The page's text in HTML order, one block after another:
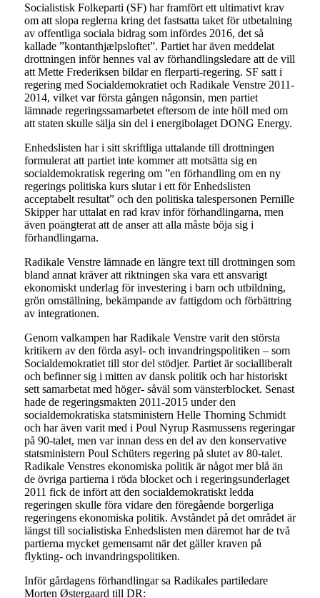
Socialistisk Folkeparti (SF) har framfört ett ultimativt krav
om att slopa reglerna kring det fastsatta taket för utbetalning
av offentliga sociala bidrag som infördes 2016, det så
kallade ”kontanthjælpsloftet”. Partiet har även meddelat
drottningen inför hennes val av förhandlingsledare att de vill
att Mette Frederiksen bildar en flerparti-regering. SF satt i
regering med Socialdemokratiet och Radikale Venstre 2011-
2014, vilket var första gången någonsin, men partiet
lämnade regeringssamarbetet eftersom de inte höll med om
att staten skulle sälja sin del i energibolaget DONG Energy.
Enhedslisten har i sitt skriftliga uttalande till drottningen
formulerat att partiet inte kommer att motsätta sig en
socialdemokratisk regering om ”en förhandling om en ny
regerings politiska kurs slutar i ett för Enhedslisten
acceptabelt resultat” och den politiska talespersonen Pernille
Skipper har uttalat en rad krav inför förhandlingarna, men
även poängterat att de anser att alla måste böja sig i
förhandlingarna.
Radikale Venstre lämnade en längre text till drottningen som
bland annat kräver att riktningen ska vara ett ansvarigt
ekonomiskt underlag för investering i barn och utbildning,
grön omställning, bekämpande av fattigdom och förbättring
av integrationen.
Genom valkampen har Radikale Venstre varit den största
kritikern av den förda asyl- och invandringspolitiken – som
Socialdemokratiet till stor del stödjer. Partiet är socialliberalt
och befinner sig i mitten av dansk politik och har historiskt
sett samarbetat med höger- såväl som vänsterblocket. Senast
hade de regeringsmakten 2011-2015 under den
socialdemokratiska statsministern Helle Thorning Schmidt
och har även varit med i Poul Nyrup Rasmussens regeringar
på 90-talet, men var innan dess en del av den konservative
statsministern Poul Schüters regering på slutet av 80-talet.
Radikale Venstres ekonomiska politik är något mer blå än
de övriga partierna i röda blocket och i regeringsunderlaget
2011 fick de infört att den socialdemokratiskt ledda
regeringen skulle föra vidare den föregående borgerliga
regeringens ekonomiska politik. Avståndet på det området är
längst till socialistiska Enhedslisten men däremot har de två
partierna mycket gemensamt när det gäller kraven på
flykting- och invandringspolitiken.
Inför gårdagens förhandlingar sa Radikales partiledare
Morten Østergaard till DR: